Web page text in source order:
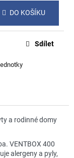
DO KOŠÍKU
Sdílet
a rodinné domy
VENTBOX 400
alergeny a pyly,